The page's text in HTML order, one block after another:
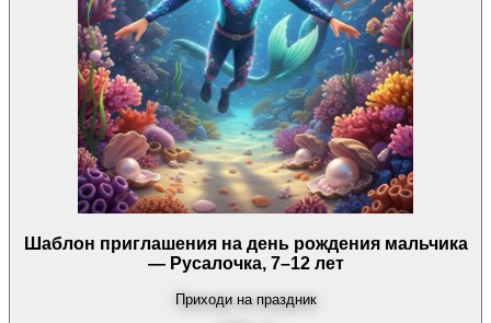
Шаблон приглашения на день рождения мальчика
— Русалочка, 7–12 лет
Приходи на праздник